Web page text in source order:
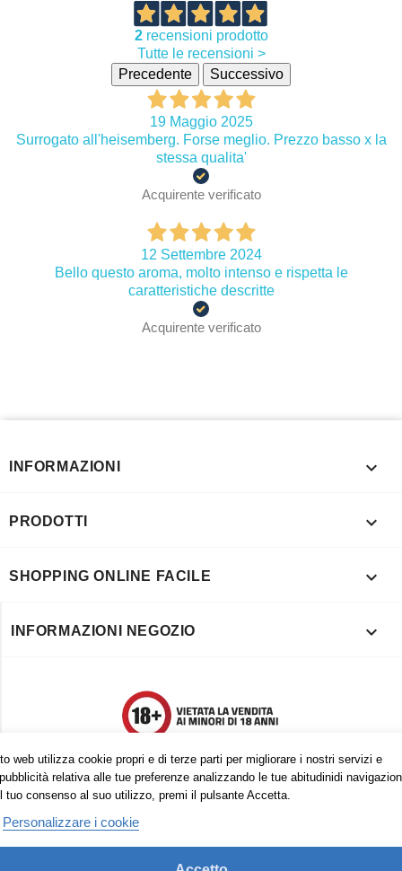
2recensioni prodotto
Tutte le recensioni >
Precedente
Successivo
19 Maggio 2025
Surrogato all'heisemberg. Forse meglio. Prezzo basso x la
stessa qualita'
Acquirente verificato
12 Settembre 2024
Bello questo aroma, molto intenso e rispetta le
caratteristiche descritte
Acquirente verificato
web utilizza cookie propri e di terze parti per migliorare i nostri servizi e
relativa alle tue preferenze analizzando le tue abitudinidi
tuo consenso al suo utilizzo, premi il pulsante Accetta.
Personalizzare i cookie
INFORMAZIONI 
PRODOTTI 
SHOPPING ONLINE FACILE 
INFORMAZIONI NEGOZIO 